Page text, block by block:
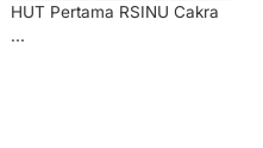
HUT Pertama RSINU Cakra
...